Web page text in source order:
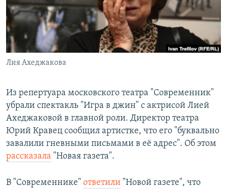
ПОДПИШИТЕСЬ НА РАССЫЛКУ
СОЦИАЛЬНЫЕ СЕТИ
Все сайты РСЕ/РС
Лия Ахеджакова
Из репертуара московского театра "Современник"
убрали спектакль "Игра в джин" с актрисой Лией
Ахеджаковой в главной роли. Директор театра
Юрий Кравец сообщил артистке, что его "буквально
завалили гневными письмами в её адрес". Об этом
рассказала "Новая газета".
В "Современнике" ответили "Новой газете", что